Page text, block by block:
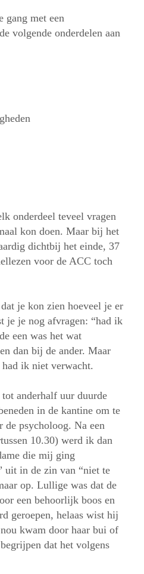
gang met een
volgende onderdelen aan
onderdeel teveel vragen
kon doen. Maar bij het
dichtbij het einde, 37
voor de ACC toch
je kon zien hoeveel je er
je je nog afvragen: “had ik
een was het wat
dan bij de ander. Maar
ik niet verwacht.
anderhalf uur duurde
in de kantine om te
de psycholoog. Na een
10.30) werd ik dan
die mij ging
uit in de zin van “niet te
op. Lullige was dat de
een behoorlijk boos en
geroepen, helaas wist hij
kwam door haar bui of
dat het volgens